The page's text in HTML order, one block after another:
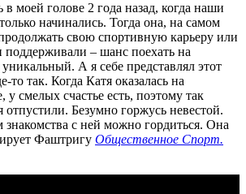
в моей голове 2 года назад, когда наши
начинались. Тогда она, на самом
свою спортивную карьеру или
поддерживали – шанс поехать на
А я себе представлял этот
то так. Когда Катя оказалась на
смелых счастье есть, поэтому так
отпустили. Безумно горжусь невестой.
с ней можно гордиться. Она
Фаштригу Общественное Спорт.